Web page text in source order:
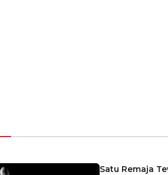
Satu Remaja